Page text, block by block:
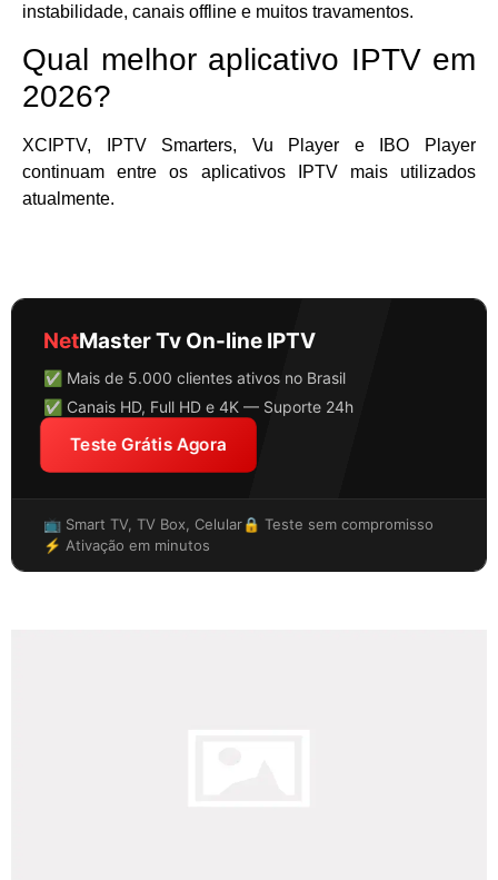
instabilidade, canais offline e muitos travamentos.
Qual melhor aplicativo IPTV em
2026?
XCIPTV, IPTV Smarters, Vu Player e IBO Player
continuam entre os aplicativos IPTV mais utilizados
atualmente.
NetMaster Tv On-line IPTV
✅ Mais de 5.000 clientes ativos no Brasil
✅ Canais HD, Full HD e 4K — Suporte 24h
Teste Grátis Agora
📺 Smart TV, TV Box, Celular🔒 Teste sem compromisso
⚡ Ativação em minutos